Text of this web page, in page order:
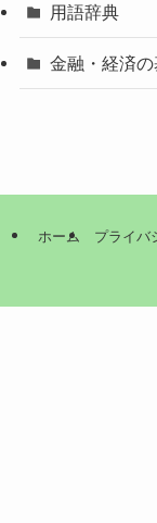
用語辞典
金融・経済の
ホーム プライバ